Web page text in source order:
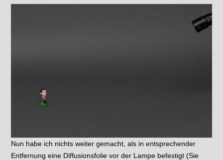
Nun habe ich nichts weiter gemacht, als in entsprechender
Entfernung eine Diffusionsfolie vor der Lampe befestigt (Sie